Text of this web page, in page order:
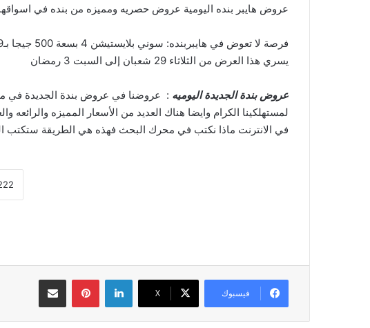
عروض هايبر بنده اليومية عروض حصريه ومميزه من بنده في اسواقها
فرصة لا تعوض في هايبربنده: سوني بلايستيشن 4 بسعة 500 جيجا بـ1499 ريال فقط
يسري هذا العرض من الثلاثاء 29 شعبان إلى السبت 3 رمضان
عروض بندة الجديدة اليوميه
لمستهلكينا الكرام وايضا هناك العديد من الأسعار المميزه
في الانترنت ماذا نكتب في محرك البحث فهذه هي الطريقة ستكتب
فيسبوك ‫X
لينكدإن بينتيريستمشاركة عبر البريد